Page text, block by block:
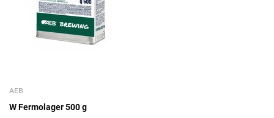
AEB
W Fermolager 500 g